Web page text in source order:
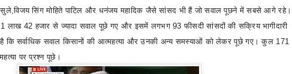
सुले,विजय सिंग मोहिते पाटिल और धनंजय महादिक जैसे सांसद भी हैं जो सवाल पूछने में सबसे आगे रहे।
1लाख 42हजार से ज्यादा सवाल पूछे गए और इसमें लगभग93फीसदी सांसदों की सक्रिय भागीदारी
कि सर्वाधिक सवाल किसानों की आत्महत्या और उनकी अन्य समस्याओं को लेकर पूछे गए। कुल 171
पर प्रश्न पूछे।